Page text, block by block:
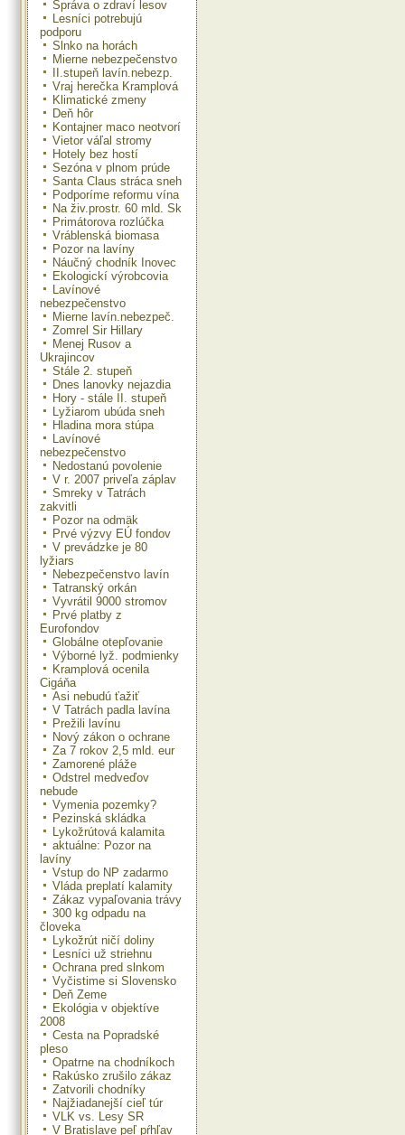
Správa o zdraví lesov
Lesníci potrebujú
podporu
Slnko na horách
Mierne nebezpečenstvo
II.stupeň lavín.nebezp.
Vraj herečka Kramplová
Klimatické zmeny
Deň hôr
Kontajner maco neotvorí
Vietor váľal stromy
Hotely bez hostí
Sezóna v plnom prúde
Santa Claus stráca sneh
Podporíme reformu vína
Na živ.prostr. 60 mld. Sk
Primátorova rozlúčka
Vráblenská biomasa
Pozor na lavíny
Náučný chodník Inovec
Ekologickí výrobcovia
Lavínové
nebezpečenstvo
Mierne lavín.nebezpeč.
Zomrel Sir Hillary
Menej Rusov a
Ukrajincov
Stále 2. stupeň
Dnes lanovky nejazdia
Hory - stále II. stupeň
Lyžiarom ubúda sneh
Hladina mora stúpa
Lavínové
nebezpečenstvo
Nedostanú povolenie
V r. 2007 priveľa záplav
Smreky v Tatrách
zakvitli
Pozor na odmäk
Prvé výzvy EÚ fondov
V prevádzke je 80
lyžiars
Nebezpečenstvo lavín
Tatranský orkán
Vyvrátil 9000 stromov
Prvé platby z
Eurofondov
Globálne otepľovanie
Výborné lyž. podmienky
Kramplová ocenila
Cigáňa
Asi nebudú ťažiť
V Tatrách padla lavína
Prežili lavínu
Nový zákon o ochrane
Za 7 rokov 2,5 mld. eur
Zamorené pláže
Odstrel medveďov
nebude
Vymenia pozemky?
Pezinská skládka
Lykožrútová kalamita
aktuálne: Pozor na
lavíny
Vstup do NP zadarmo
Vláda preplatí kalamity
Zákaz vypaľovania trávy
300 kg odpadu na
človeka
Lykožrút ničí doliny
Lesníci už striehnu
Ochrana pred slnkom
Vyčistime si Slovensko
Deň Zeme
Ekológia v objektíve
2008
Cesta na Popradské
pleso
Opatrne na chodníkoch
Rakúsko zrušilo zákaz
Zatvorili chodníky
Najžiadanejší cieľ túr
VLK vs. Lesy SR
V Bratislave peľ pŕhľav